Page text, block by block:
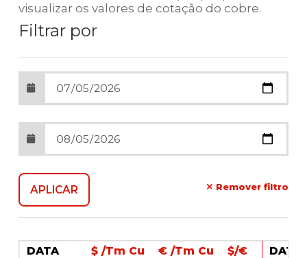
visualizar os valores de cotação do cobre.
Filtrar por
Remover filtro
DATA $ /Tm Cu € /Tm Cu $/€ DATA